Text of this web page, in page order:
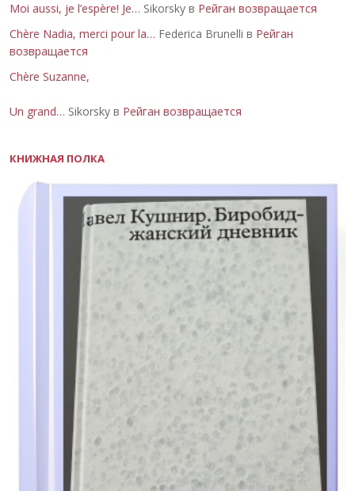
Moi aussi, je l’espère! Je… Sikorsky в Рейган возвращается
Chère Nadia, merci pour la… Federica Brunelli в Рейган
возвращается
Chère Suzanne,
Un grand… Sikorsky в Рейган возвращается
КНИЖНАЯ ПОЛКА